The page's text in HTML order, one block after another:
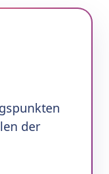
der